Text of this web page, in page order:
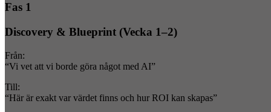
Fas 1
Discovery & Blueprint (Vecka 1–2)
Från:
“Vi vet att vi borde göra något med AI”
Till:
“Här är exakt var värdet finns och hur ROI kan skapas”